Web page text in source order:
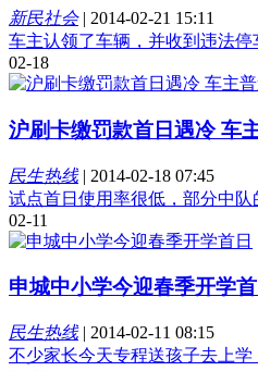
新民社会| 2014-02-21 15:11
车主认领了车辆，并收到违法停
02-18
沪刷卡缴罚款首日遇冷 车
民生热线| 2014-02-18 07:45
试点首日使用率很低，部分中队
02-11
申城中小学今迎春季开学首
民生热线| 2014-02-11 08:15
不少家长今天专程送孩子去上学